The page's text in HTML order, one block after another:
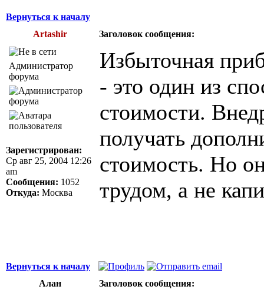
Вернуться к началу
Artashir
Заголовок сообщения:
Администратор
форума
Зарегистрирован:
Ср авг 25, 2004 12:26
am
Сообщения: 1052
Откуда: Москва
Избыточная
- это один из
стоимости.
получать
стоимость. Но
трудом, а не
Вернуться к началу
Алан
Заголовок сообщения: